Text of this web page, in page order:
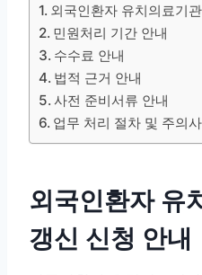
외국인환자 유치의료기
민원처리 기간 안내
수수료 안내
법적 근거 안내
사전 준비서류 안내
업무 처리 절차 및 주의
외국인환자 유
갱신 신청 안내